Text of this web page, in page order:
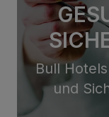
Bull
und